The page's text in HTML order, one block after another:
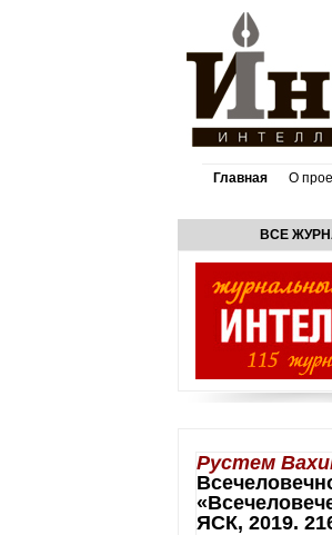
Главная О
ВСЕ
Рустем
ЯСК, 2019.